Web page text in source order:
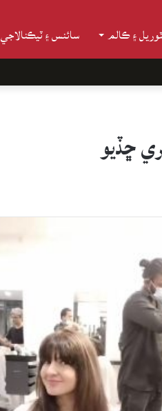
۽ ڪالم سائنس ۽ ٽيڪنالاجي
ڇڏيو